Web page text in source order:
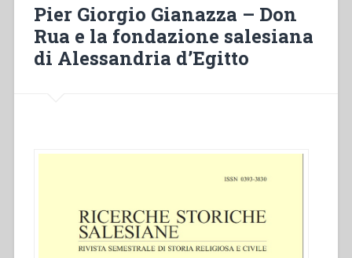
Pier Giorgio Gianazza – Don
Rua e la fondazione salesiana
di Alessandria d’Egitto